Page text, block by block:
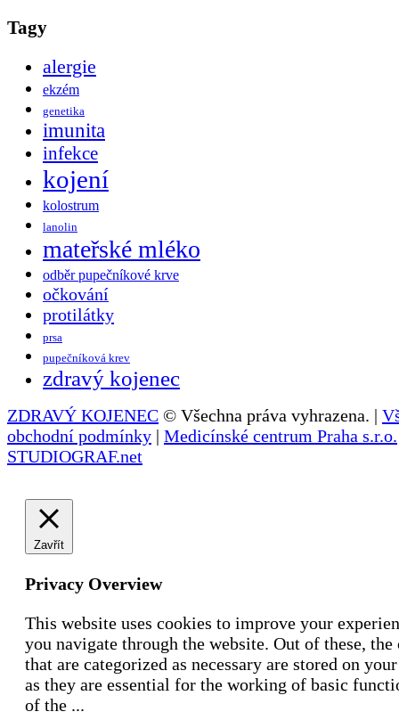
Tagy
alergie
ekzém
genetika
imunita
infekce
kojení
kolostrum
lanolin
mateřské mléko
odběr pupečníkové krve
očkování
protilátky
prsa
pupečníková krev
zdravý kojenec
ZDRAVÝ KOJENEC © Všechna práva vyhrazena. |
obchodní podmínky | Medicínské centrum Praha s.r.o.
STUDIOGRAF.net
Zavřít
Privacy Overview
This website uses cookies to improve your
you navigate through the website. Out of these, the
that are categorized as necessary are stored on
as they are essential for the working of basic
of the ...